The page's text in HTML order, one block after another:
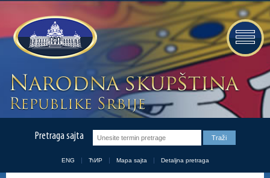
Pretraga sajta
ENG ЋИР Mapa sajta Detaljna pretraga